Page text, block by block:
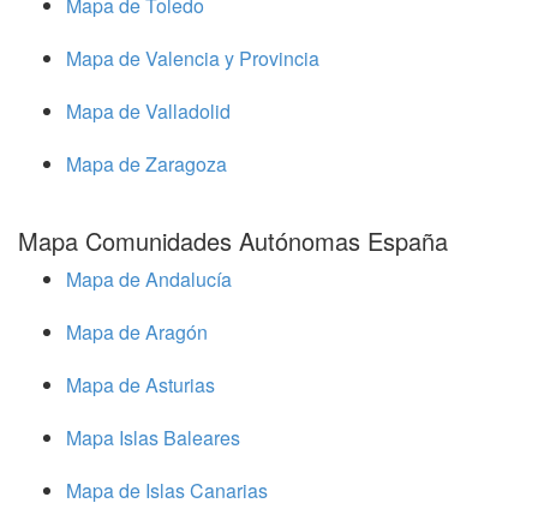
Mapa de Toledo
Mapa de Valencia y Provincia
Mapa de Valladolid
Mapa de Zaragoza
Mapa Comunidades Autónomas España
Mapa de Andalucía
Mapa de Aragón
Mapa de Asturias
Mapa Islas Baleares
Mapa de Islas Canarias